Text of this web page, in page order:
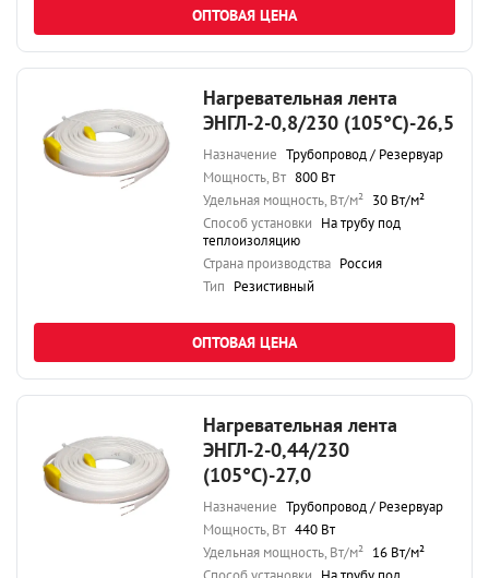
ОПТОВАЯ ЦЕНА
Нагревательная лента
ЭНГЛ-2-0,8/230 (105°С)-26,5
Назначение Трубопровод / Резервуар
Мощность, Вт 800 Вт
Удельная мощность, Вт/м² 30 Вт/м²
Способ установки На трубу под
теплоизоляцию
Страна производства Россия
Тип Резистивный
ОПТОВАЯ ЦЕНА
Нагревательная лента
ЭНГЛ-2-0,44/230
(105°С)-27,0
Назначение Трубопровод / Резервуар
Мощность, Вт 440 Вт
Удельная мощность, Вт/м² 16 Вт/м²